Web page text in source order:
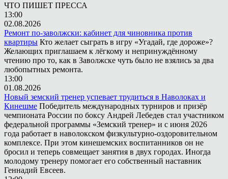
ЧТО ПИШЕТ ПРЕССА
13:00
02.08.2026
Ремонт по-заволжски: кабинет для чиновника против
квартиры Кто желает сыграть в игру «Угадай, где дороже»?
Желающих приглашаем к лёгкому и непринуждённому
чтению про то, как в Заволжске чуть было не взялись за два
любопытных ремонта.
13:00
01.08.2026
Новый земский тренер успевает трудиться в Наволоках и
Кинешме Победитель международных турниров и призёр
чемпионата России по боксу Андрей Лебедев стал участником
федеральной программы «Земский тренер» и с июня 2026
года работает в наволокском физкультурно-оздоровительном
комплексе. При этом кинешемских воспитанников он не
бросил и теперь совмещает занятия в двух городах. Иногда
молодому тренеру помогает его собственный наставник
Геннадий Евсеев.